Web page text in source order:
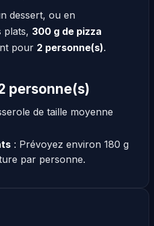
dessert, ou en
plats, 300 g de pizza
pour 2 personne(s).
personne(s)
de taille moyenne
: Prévoyez environ 180 g
par personne.